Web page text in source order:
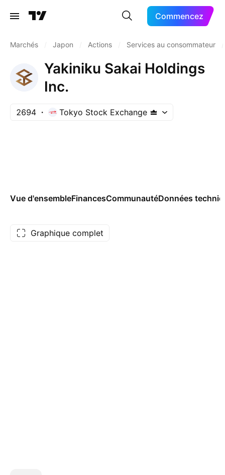
Commencez
Marchés Japon Actions Services au consommateur
Yakiniku Sakai Holdings
Inc.
2694 Tokyo Stock Exchange
Vue d'ensembleFinancesCommunautéDonnées
Graphique complet